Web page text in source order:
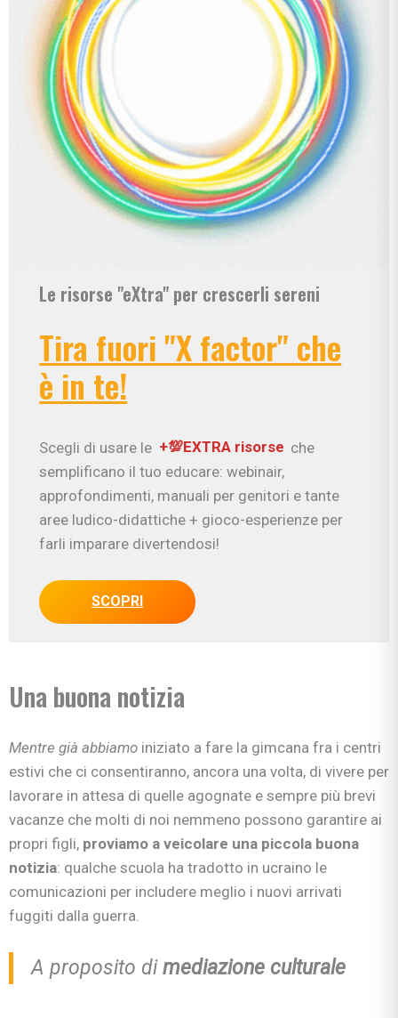
Le risorse "eXtra" per crescerli sereni
Tira fuori "X factor" che
è in te!
Scegli di usare le +💯EXTRA risorse che
semplificano il tuo educare: webinair,
approfondimenti, manuali per genitori e tante
aree ludico-didattiche + gioco-esperienze per
farli imparare divertendosi!
SCOPRI
Una buona notizia
Mentre già abbiamo iniziato a fare la gimcana fra i centri
estivi che ci consentiranno, ancora una volta, di vivere per
lavorare in attesa di quelle agognate e sempre più brevi
vacanze che molti di noi nemmeno possono garantire ai
propri figli, proviamo a veicolare una piccola buona
notizia: qualche scuola ha tradotto in ucraino le
comunicazioni per includere meglio i nuovi arrivati
fuggiti dalla guerra.
A proposito dimediazione culturale